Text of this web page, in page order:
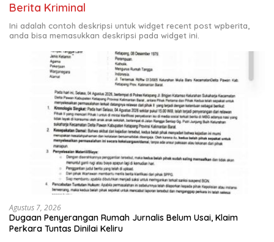
Berita Kriminal
Ini adalah contoh deskripsi untuk widget recent post wpberita,
anda bisa memasukkan deskripsi pada widget ini.
Agustus 7, 2026
Dugaan Penyerangan Rumah Jurnalis Belum Usai, Klaim
Perkara Tuntas Dinilai Keliru